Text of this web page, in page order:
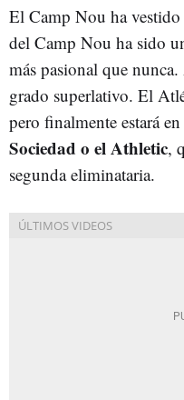
El Camp Nou ha vestido
del Camp Nou ha sido
más pasional que
grado superlativo. El
pero finalmente estará en
Sociedad o el Athletic,
segunda eliminataria.